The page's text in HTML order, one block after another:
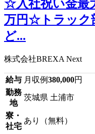
☆入社祝い金最
万円☆トラック
ど...
株式会社BREXA Next
給与 月収例380,000円
勤務
地
茨城県 土浦市
寮・
社宅
あり（無料）